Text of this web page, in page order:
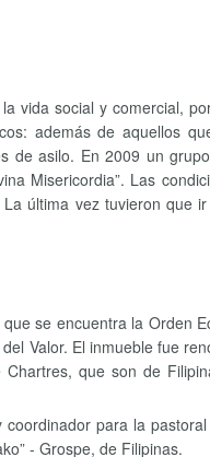
vida social y comercial,
además de aquellos
de asilo. En 2009 un
Misericordia”. Las
última vez tuvieron que
se encuentra la Orden
Valor. El inmueble fue
que son de
para la
- Grospe, de Filipinas.